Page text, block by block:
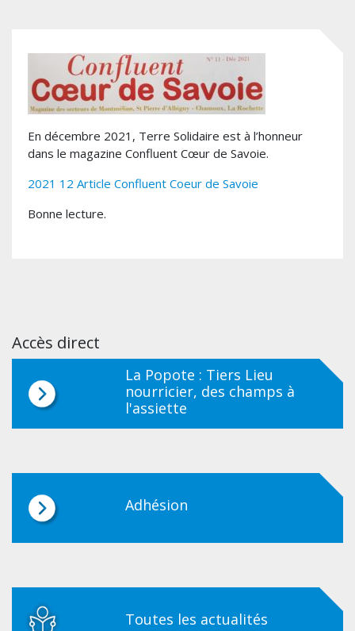
En décembre 2021, Terre Solidaire est à l’honneur
dans le magazine Confluent Cœur de Savoie.
2021 12 Article Confluent Coeur de Savoie
Bonne lecture.
Accès direct
La Popote : Tiers Lieu
nourricier, des champs à
l'assiette
Adhésion
Toutes les actualités